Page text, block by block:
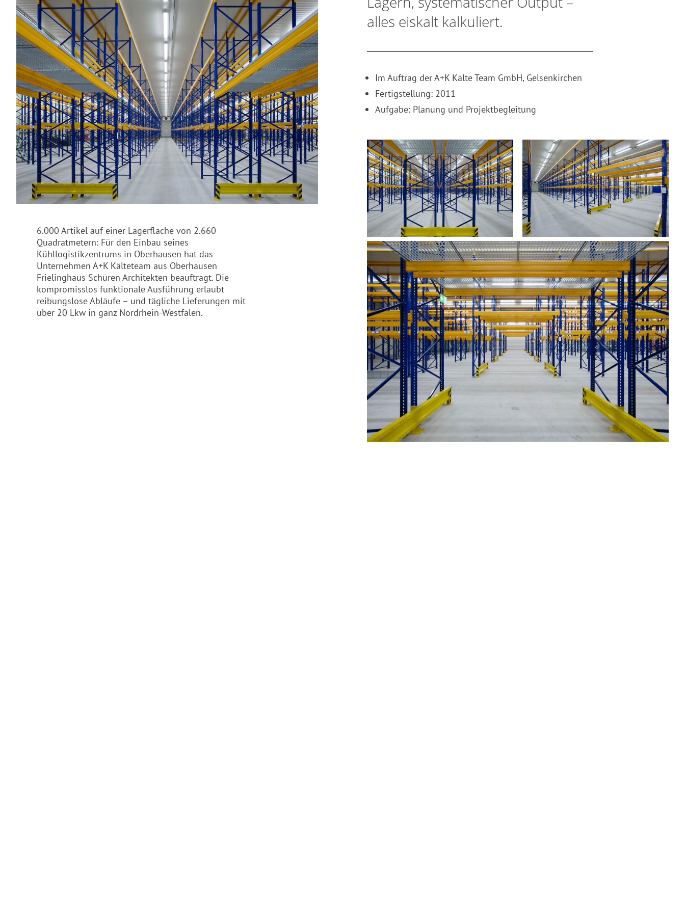
6.000 Artikel auf einer Lagerfläche von 2.660
Quadratmetern: Für den Einbau seines
Kühllogistikzentrums in Oberhausen hat das
Unternehmen A+K Kälteteam aus Oberhausen
Frielinghaus Schüren Architekten beauftragt. Die
kompromisslos funktionale Ausführung erlaubt
reibungslose Abläufe – und tägliche Lieferungen mit
über 20 Lkw in ganz Nordrhein-Westfalen.
alles eiskalt kalkuliert.
Im Auftrag der A+K Kälte Team GmbH, Gelsenkirchen
Fertigstellung: 2011
Aufgabe: Planung und Projektbegleitung